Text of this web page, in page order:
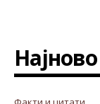
Најново